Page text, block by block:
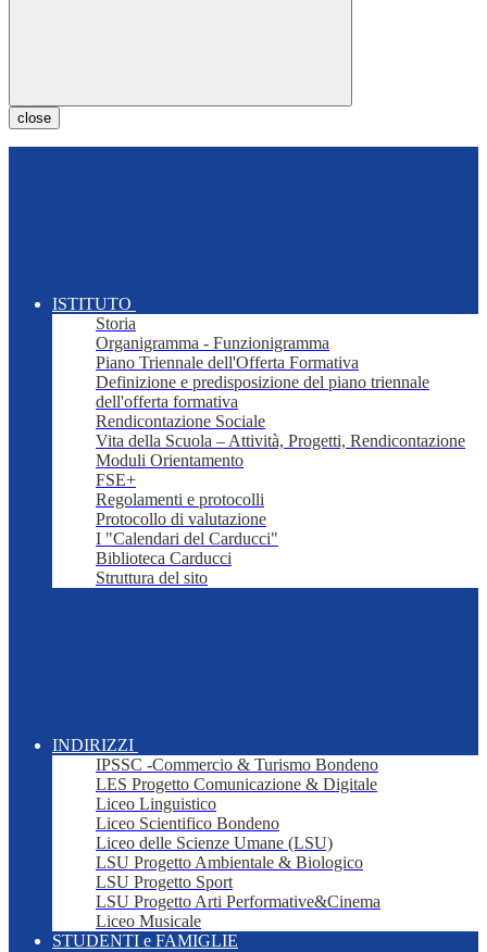
close
ISTITUTO
Storia
Organigramma - Funzionigramma
Piano Triennale dell'Offerta Formativa
Definizione e predisposizione del piano triennale
dell'offerta formativa
Rendicontazione Sociale
Vita della Scuola – Attività, Progetti, Rendicontazione
Moduli Orientamento
FSE+
Regolamenti e protocolli
Protocollo di valutazione
I "Calendari del Carducci"
Biblioteca Carducci
Struttura del sito
INDIRIZZI
IPSSC -Commercio & Turismo Bondeno
LES Progetto Comunicazione & Digitale
Liceo Linguistico
Liceo Scientifico Bondeno
Liceo delle Scienze Umane (LSU)
LSU Progetto Ambientale & Biologico
LSU Progetto Sport
LSU Progetto Arti Performative&Cinema
Liceo Musicale
STUDENTI e FAMIGLIE